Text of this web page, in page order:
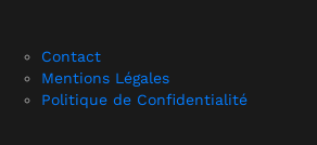
Contact
Mentions Légales
Politique de Confidentialité